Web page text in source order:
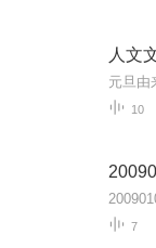
人文
10
7